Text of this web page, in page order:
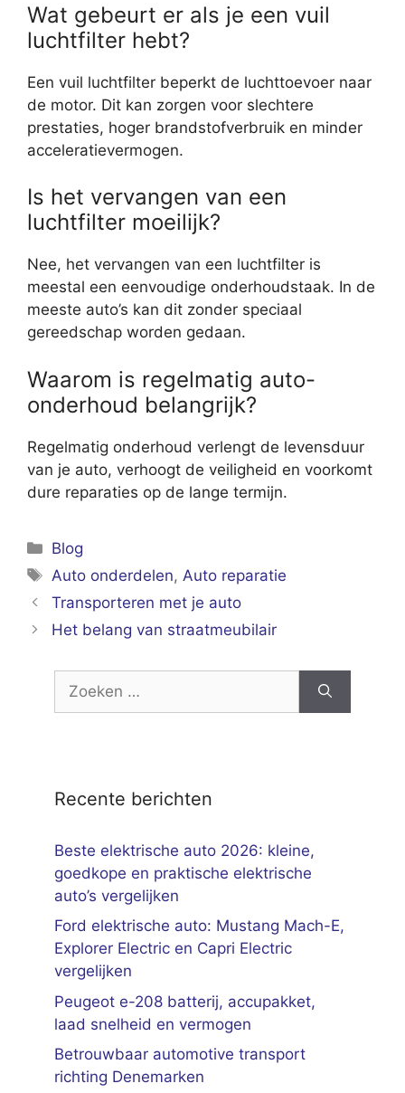
Wat gebeurt er als je een vuil
luchtfilter hebt?
Een vuil luchtfilter beperkt de luchttoevoer naar
de motor. Dit kan zorgen voor slechtere
prestaties, hoger brandstofverbruik en minder
acceleratievermogen.
Is het vervangen van een
luchtfilter moeilijk?
Nee, het vervangen van een luchtfilter is
meestal een eenvoudige onderhoudstaak. In de
meeste auto’s kan dit zonder speciaal
gereedschap worden gedaan.
Waarom is regelmatig auto-
onderhoud belangrijk?
Regelmatig onderhoud verlengt de levensduur
van je auto, verhoogt de veiligheid en voorkomt
dure reparaties op de lange termijn.
Categorieën
Blog
Tags
Auto onderdelen, Auto reparatie
Transporteren met je auto
Het belang van straatmeubilair
naar:
Recente berichten
Beste elektrische auto 2026: kleine,
goedkope en praktische elektrische
auto’s vergelijken
Ford elektrische auto: Mustang Mach-E,
Explorer Electric en Capri Electric
vergelijken
Peugeot e-208 batterij, accupakket,
laad snelheid en vermogen
Betrouwbaar automotive transport
richting Denemarken